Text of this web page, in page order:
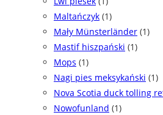
Maltańczyk (1)
Mały Münsterländer (1)
Mastif hiszpański (1)
Mops (1)
Nagi pies meksykański (1)
Nova Scotia duck tolling
Nowofunland (1)